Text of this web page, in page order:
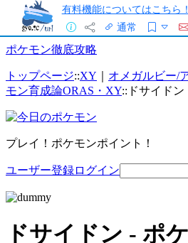
有料機能についてはこちら！
通常